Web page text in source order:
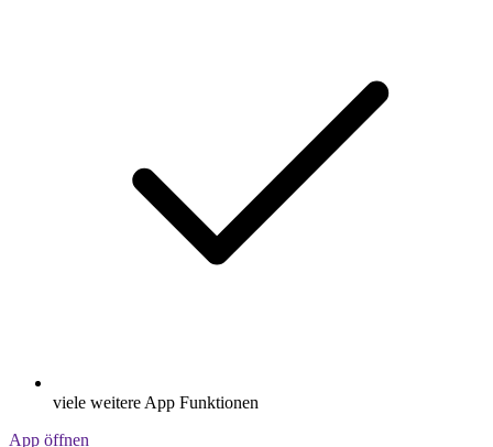
viele weitere App Funktionen
App öffnen